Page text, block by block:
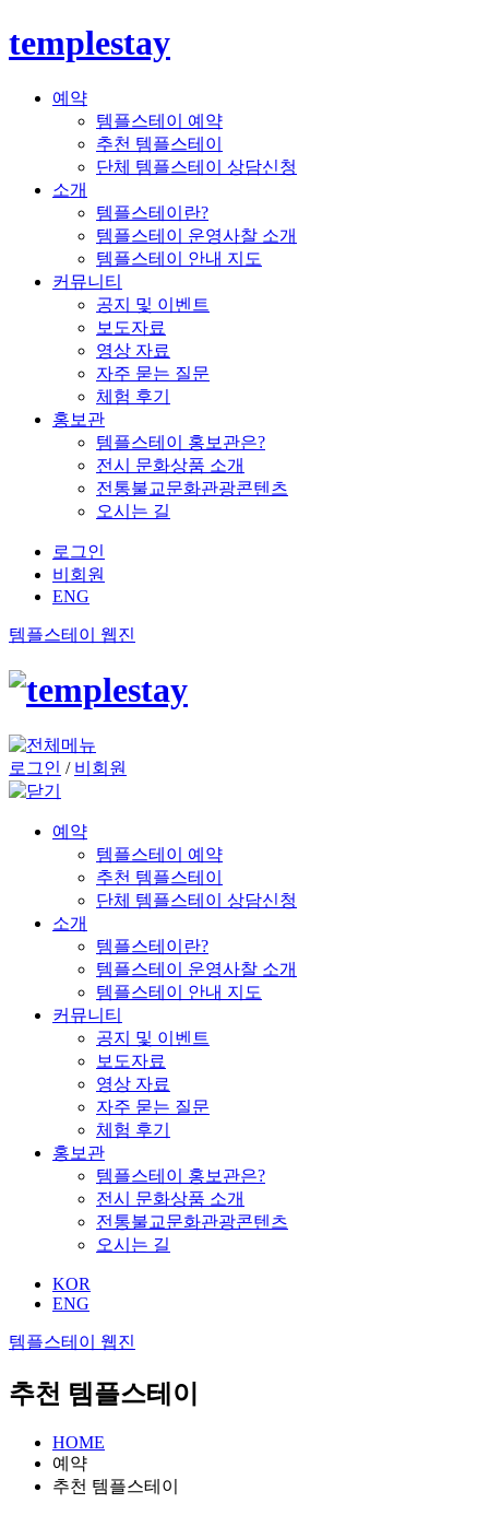
templestay
예약
템플스테이 예약
추천 템플스테이
단체 템플스테이 상담신청
소개
템플스테이란?
템플스테이 운영사찰 소개
템플스테이 안내 지도
커뮤니티
공지 및 이벤트
보도자료
영상 자료
자주 묻는 질문
체험 후기
홍보관
템플스테이 홍보관은?
전시 문화상품 소개
전통불교문화관광콘텐츠
오시는 길
로그인
비회원
ENG
템플스테이 웹진
로그인 / 비회원
예약
템플스테이 예약
추천 템플스테이
단체 템플스테이 상담신청
소개
템플스테이란?
템플스테이 운영사찰 소개
템플스테이 안내 지도
커뮤니티
공지 및 이벤트
보도자료
영상 자료
자주 묻는 질문
체험 후기
홍보관
템플스테이 홍보관은?
전시 문화상품 소개
전통불교문화관광콘텐츠
오시는 길
KOR
ENG
템플스테이 웹진
추천 템플스테이
HOME
예약
추천 템플스테이